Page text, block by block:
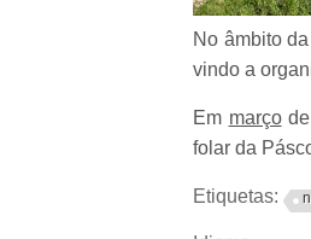
No âmbito
vindo a
Em marçode
folar da
Etiquetas: